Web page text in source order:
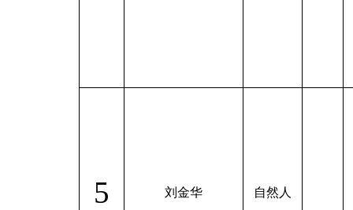
5 刘金华 自然人